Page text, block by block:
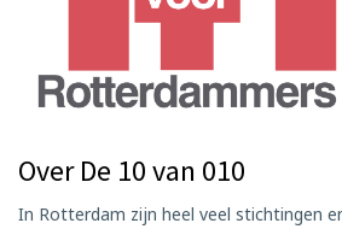
Over De 10 van 010
In Rotterdam zijn heel veel stichtingen